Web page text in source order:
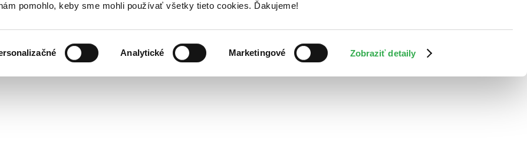
pomohlo, keby sme mohli používať všetky tieto cookies. Ďakujeme!
Analytické Marketingové Zobraziť detaily